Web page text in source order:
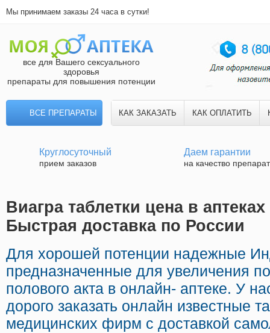
Мы принимаем заказы 24 часа в сутки!
все для Вашего сексуального
здоровья
препараты для повышения потенции
ВСЕ ПРЕПАРАТЫ КАК ЗАКАЗАТЬ КАК ОПЛАТИТЬ
Круглосуточный
прием заказов
Даем гарантии
на качество
Виагра таблетки цена в
Быстрая доставка по России
Для хорошей потенции надежные
предназначенные для увеличения
полового акта в онлайн- аптеке. У
дорого заказать онлайн известные
медицинских фирм с доставкой